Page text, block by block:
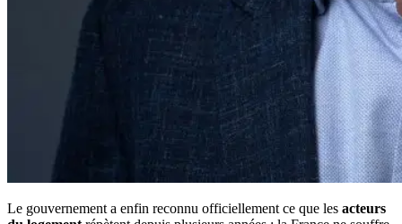
Le gouvernement a enfin reconnu officiellement ce que les acteurs